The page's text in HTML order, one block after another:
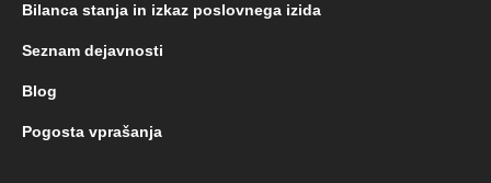
Bilanca stanja in izkaz poslovnega izida
Seznam dejavnosti
Blog
Pogosta vprašanja